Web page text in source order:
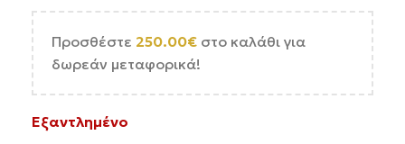
Προσθέστε 250.00€ στο καλάθι για
δωρεάν μεταφορικά!
Εξαντλημένο